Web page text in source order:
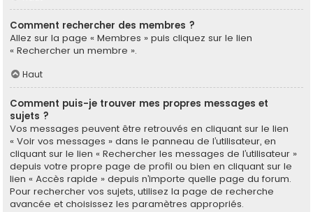
Comment rechercher des membres ?
Allez sur la page « Membres » puis cliquez sur le lien
« Rechercher un membre ».
Haut
Comment puis-je trouver mes propres messages et
sujets ?
Vos messages peuvent être retrouvés en cliquant sur le lien
« Voir vos messages » dans le panneau de l’utilisateur, en
cliquant sur le lien « Rechercher les messages de l’utilisateur »
depuis votre propre page de profil ou bien en cliquant sur le
lien « Accès rapide » depuis n’importe quelle page du forum.
Pour rechercher vos sujets, utilisez la page de recherche
avancée et choisissez les paramètres appropriés.